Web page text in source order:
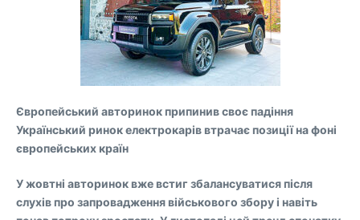
Європейський авторинок припинив своє падіння
Український ринок електрокарів втрачає позиції на фоні
європейських країн
У жовтні авторинок вже встиг збалансуватися після
слухів про запровадження військового збору і навіть